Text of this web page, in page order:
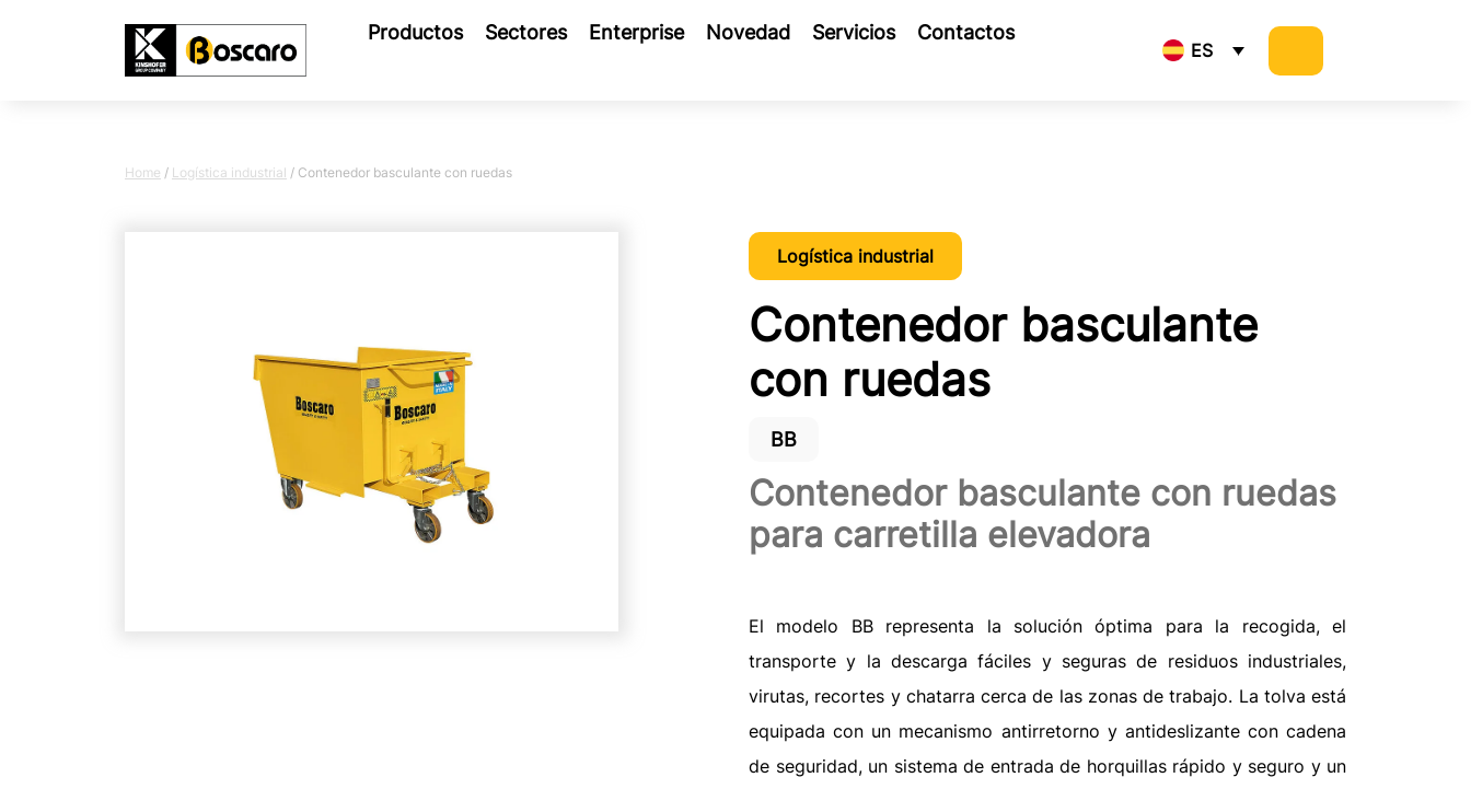
Productos Sectores Enterprise Novedad Servicios Contactos
ES
Home / Logística industrial / Contenedor basculante con ruedas
Logística industrial
Contenedor basculante
con ruedas
BB
Contenedor basculante con ruedas
para carretilla elevadora
El modelo BB representa la solución óptima para la recogida, el
transporte y la descarga fáciles y seguras de residuos industriales,
virutas, recortes y chatarra cerca de las zonas de trabajo. La tolva está
equipada con un mecanismo antirretorno y antideslizante con cadena
de seguridad, un sistema de entrada de horquillas rápido y seguro y un